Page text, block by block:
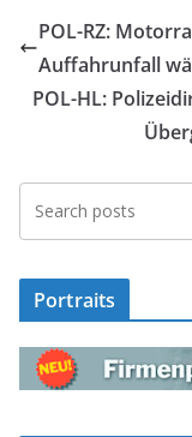
POL-RZ:
Auffahrunfall
POL-HL:
Portraits